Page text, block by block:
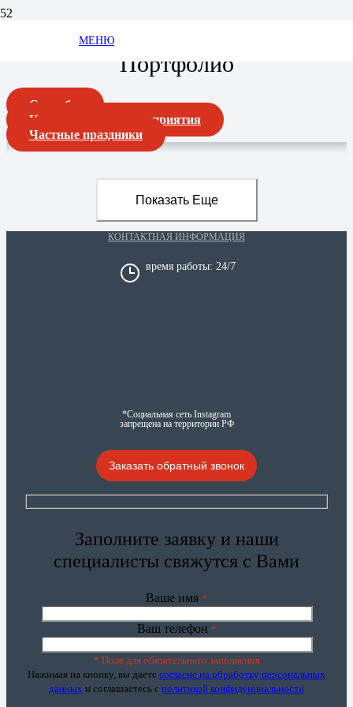
МЕНЮ
Портфолио
Свадьбы
Корпоративные мероприятия
Частные праздники
Показать Еще
КОНТАКТНАЯ ИНФОРМАЦИЯ
время работы: 24/7
*Социальная сеть Instagram
запрещена на территории РФ
Заказать обратный звонок
Заполните заявку и наши
специалисты свяжутся с Вами
Ваше имя *
Ваш телефон *
* Поле для обязательного заполнения
Нажимая на кнопку, вы даете согласие на обработку персональных
данных и соглашаетесь c политикой конфиденциальности